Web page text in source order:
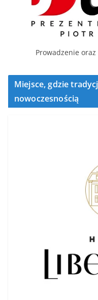
Prowadzenie
Miejsce, gdzie
nowoczesnością